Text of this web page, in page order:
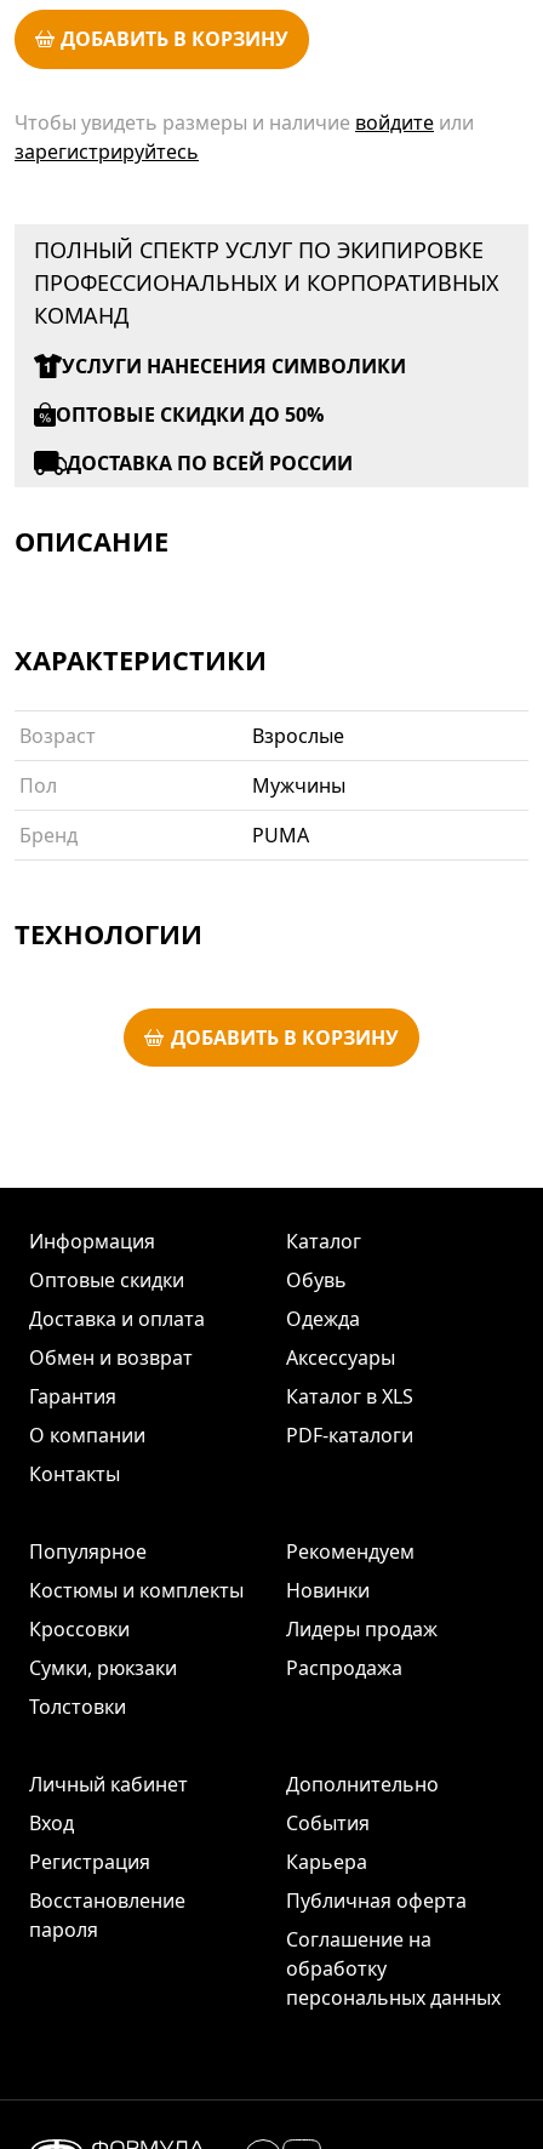
ДОБАВИТЬ В КОРЗИНУ
Чтобы увидеть размеры и наличие войдите или
зарегистрируйтесь
ПОЛНЫЙ СПЕКТР УСЛУГ ПО ЭКИПИРОВКЕ
ПРОФЕССИОНАЛЬНЫХ И КОРПОРАТИВНЫХ
КОМАНД
УСЛУГИ НАНЕСЕНИЯ СИМВОЛИКИ
ОПТОВЫЕ СКИДКИ ДО 50%
ДОСТАВКА ПО ВСЕЙ РОССИИ
ОПИСАНИЕ
ХАРАКТЕРИСТИКИ
Возраст
Взрослые
Пол
Мужчины
Бренд
PUMA
ТЕХНОЛОГИИ
ДОБАВИТЬ В КОРЗИНУ
Информация
Оптовые скидки
Доставка и оплата
Обмен и возврат
Гарантия
О компании
Контакты
Каталог
Обувь
Одежда
Аксессуары
Каталог в XLS
PDF-каталоги
Популярное
Костюмы и комплекты
Кроссовки
Сумки, рюкзаки
Толстовки
Рекомендуем
Новинки
Лидеры продаж
Распродажа
Личный кабинет
Вход
Регистрация
Восстановление
пароля
Дополнительно
События
Карьера
Публичная оферта
Соглашение на
обработку
персональных данных